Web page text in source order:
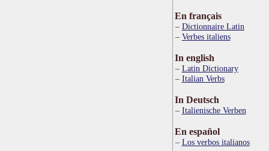
En français
Dictionnaire Latin
Verbes italiens
In english
Latin Dictionary
Italian Verbs
In Deutsch
Italienische Verben
En español
Los verbos italianos